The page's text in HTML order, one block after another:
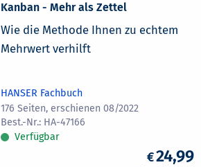
Kanban - Mehr als Zettel
Wie die Methode Ihnen zu echtem
Mehrwert verhilft
HANSER Fachbuch
176 Seiten, erschienen 08/2022
HA-47166
Verfügbar
24,99